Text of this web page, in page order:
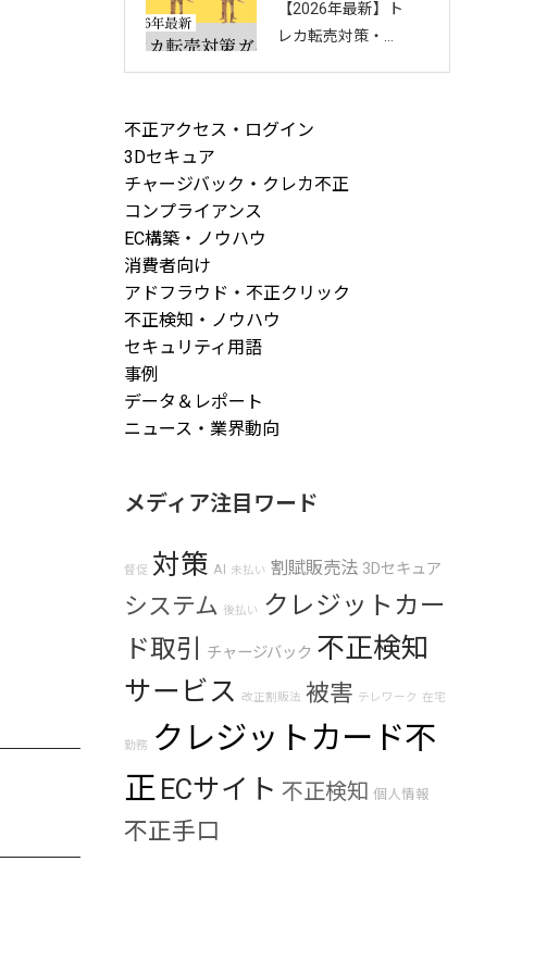
回し方を徹底解説
【2026年最新】ト
レカ転売対策・完
不正アクセス・ログイン
3Dセキュア
チャージバック・クレカ不正
コンプライアンス
EC構築・ノウハウ
消費者向け
アドフラウド・不正クリック
不正検知・ノウハウ
セキュリティ用語
事例
データ＆レポート
ニュース・業界動向
メディア注目ワード
督促 対策 AI 未払い 割賦販売法 3Dセキュア
システム 後払い
クレジットカー
ド取引
チャージバック 不正検知
サービス
改正割販法 被害 テレワーク 在宅
勤務
クレジットカード不
正 ECサイト 不正検知 個人情報
不正手口